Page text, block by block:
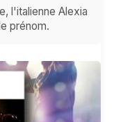
l'italienne Alexia
prénom.